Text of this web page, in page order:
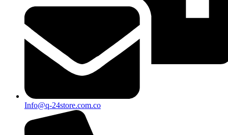
Info@q-24store.com.co